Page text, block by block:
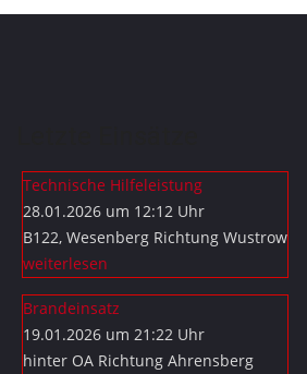
Technische Hilfeleistung
28.01.2026 um 12:12 Uhr
B122, Wesenberg Richtung Wustrow
weiterlesen
Brandeinsatz
19.01.2026 um 21:22 Uhr
hinter OA Richtung Ahrensberg